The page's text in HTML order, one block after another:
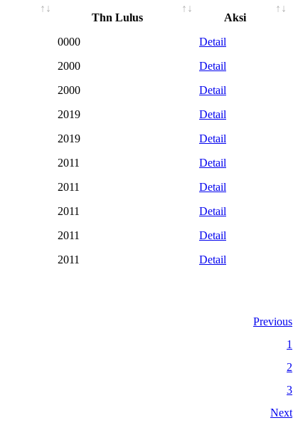
Thn Lulus
Aksi
0000
Detail
2000
Detail
2000
Detail
2019
Detail
2019
Detail
2011
Detail
2011
Detail
2011
Detail
2011
Detail
2011 Detail
Previous
1
2
3
Next